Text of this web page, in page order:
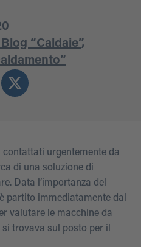
“Caldaie”,
urgentemente da
di una soluzione di
Data l’importanza del
partito immediatamente dal
valutare le macchine da
trovava sul posto per il